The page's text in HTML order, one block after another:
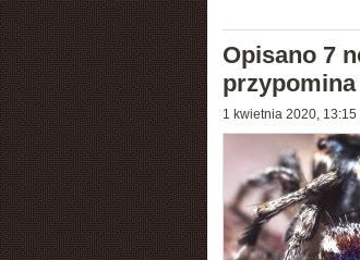
Opisano 7
1 kwietnia 2020, 13:15